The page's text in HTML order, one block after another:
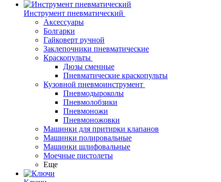
Инструмент пневматический
Аксессуары
Болгарки
Гайковерт ручной
Заклепочники пневматические
Краскопульты
Дюзы сменные
Пневматические краскопульты
Кузовной пневмоинструмент
Пневмодыроколы
Пневмолобзики
Пневмоножи
Пневмоножовки
Машинки для притирки клапанов
Машинки полировальные
Машинки шлифовальные
Моечные пистолеты
Еще